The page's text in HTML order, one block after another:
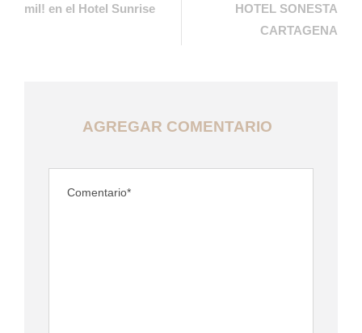
mil! en el Hotel Sunrise
HOTEL SONESTA
CARTAGENA
AGREGAR COMENTARIO